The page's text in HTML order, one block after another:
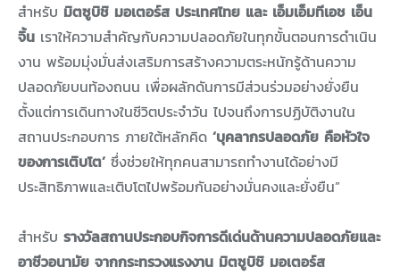
สำหรับ มิตซูบิชิ มอเตอร์ส ประเทศไทย และ เอ็มเอ็มทีเอช เอ็น
จิ้น เราให้ความสำคัญกับความปลอดภัยในทุกขั้นตอนการดำเนิน
งาน พร้อมมุ่งมั่นส่งเสริมการสร้างความตระหนักรู้ด้านความ
ปลอดภัยบนท้องถนน เพื่อผลักดันการมีส่วนร่วมอย่างยั่งยืน
ตั้งแต่การเดินทางในชีวิตประจำวัน ไปจนถึงการปฏิบัติงานใน
สถานประกอบการ ภายใต้หลักคิด ‘บุคลากรปลอดภัย คือหัวใจ
ของการเติบโต’ ซึ่งช่วยให้ทุกคนสามารถทำงานได้อย่างมี
ประสิทธิภาพและเติบโตไปพร้อมกันอย่างมั่นคงและยั่งยืน”
สำหรับ รางวัลสถานประกอบกิจการดีเด่นด้านความปลอดภัยและ
อาชีวอนามัย จากกระทรวงแรงงาน มิตซูบิชิ มอเตอร์ส